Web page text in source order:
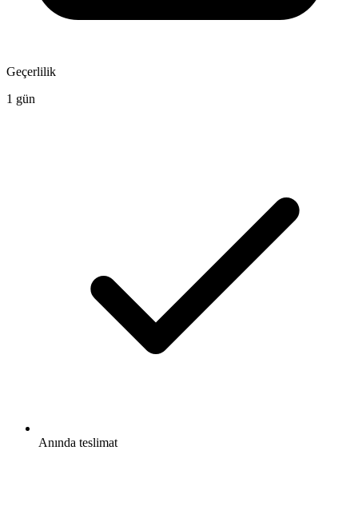
Geçerlilik
1 gün
Anında teslimat